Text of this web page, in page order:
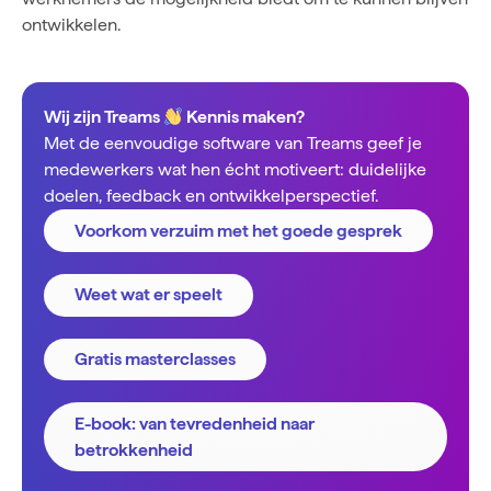
Wij zijn Treams
Kennis maken?
Met de eenvoudige software van Treams geef je
medewerkers wat hen écht motiveert: duidelijke
doelen, feedback en ontwikkelperspectief.
Voorkom verzuim met het goede gesprek
Weet wat er speelt
Gratis masterclasses
E-book: van tevredenheid naar
betrokkenheid
ontwikkelen.